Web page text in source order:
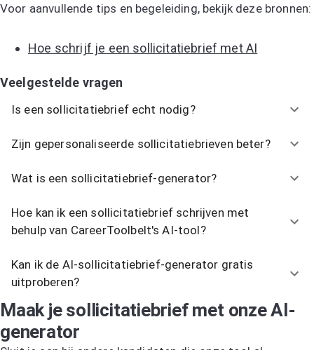
Voor aanvullende tips en begeleiding, bekijk deze bronnen:
Hoe schrijf je een sollicitatiebrief met AI
Veelgestelde vragen
Is een sollicitatiebrief echt nodig?
Zijn gepersonaliseerde sollicitatiebrieven beter?
Wat is een sollicitatiebrief-generator?
Hoe kan ik een sollicitatiebrief schrijven met
behulp van CareerToolbelt's AI-tool?
Kan ik de AI-sollicitatiebrief-generator gratis
uitproberen?
Maak je sollicitatiebrief met onze AI-
generator